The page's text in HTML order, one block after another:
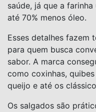
saúde, já que a
até 70% menos óleo.
Esses detalhes fazem
para quem busca
sabor. A marca
como coxinhas,
queijo e até os
Os salgados são